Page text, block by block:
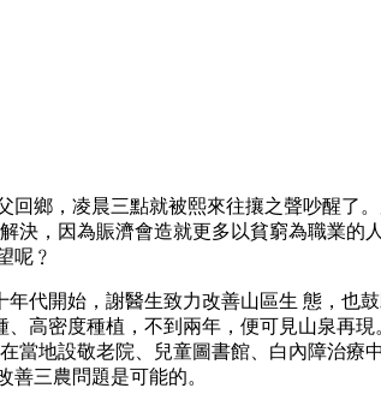
鄉，凌晨三點就被熙來往攘之聲吵醒了
決，因為賑濟會造就更多以貧窮為職業
呢﹖
代開始，謝醫生致力改善山區生 態，也
高密度種植，不到兩年，便可見山泉再
當地設敬老院、兒童圖書館、白內障治
三農問題是可能的。